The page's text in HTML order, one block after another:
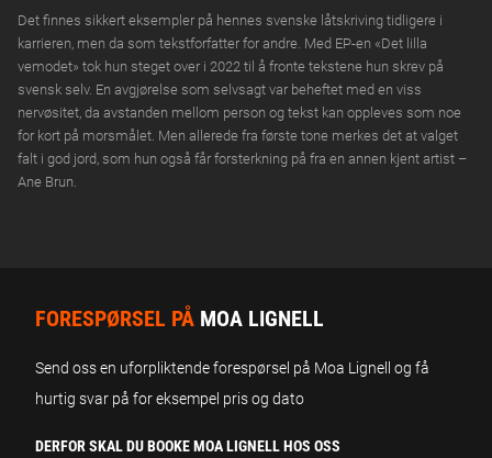
Det finnes sikkert eksempler på hennes svenske låtskriving tidligere i
karrieren, men da som tekstforfatter for andre. Med EP-en «Det lilla
vemodet» tok hun steget over i 2022 til å fronte tekstene hun skrev på
svensk selv. En avgjørelse som selvsagt var beheftet med en viss
nervøsitet, da avstanden mellom person og tekst kan oppleves som noe
for kort på morsmålet. Men allerede fra første tone merkes det at valget
falt i god jord, som hun også får forsterkning på fra en annen kjent artist –
Ane Brun.
FORESPØRSEL PÅ MOA LIGNELL
Send oss en uforpliktende forespørsel på Moa Lignell og få
hurtig svar på for eksempel pris og dato
DERFOR SKAL DU BOOKE MOA LIGNELL HOS OSS